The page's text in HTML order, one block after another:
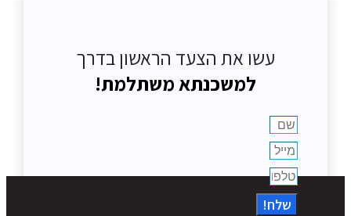
עשו את הצעד הראשון בדרך
למשכנתא משתלמת!
שלח!